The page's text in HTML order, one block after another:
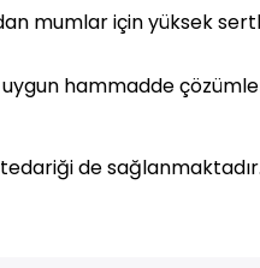
mumlar için yüksek
hammadde
de sağlanmaktadır.